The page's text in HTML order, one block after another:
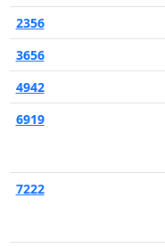
2356
3656
4942
6919
7222